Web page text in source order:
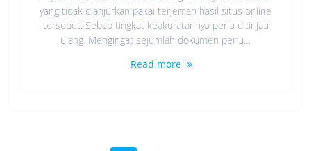
yang tidak dianjurkan pakai terjemah hasil situs online
tersebut. Sebab tingkat keakuratannya perlu ditinjau
ulang. Mengingat sejumlah dokumen perlu…
Read more